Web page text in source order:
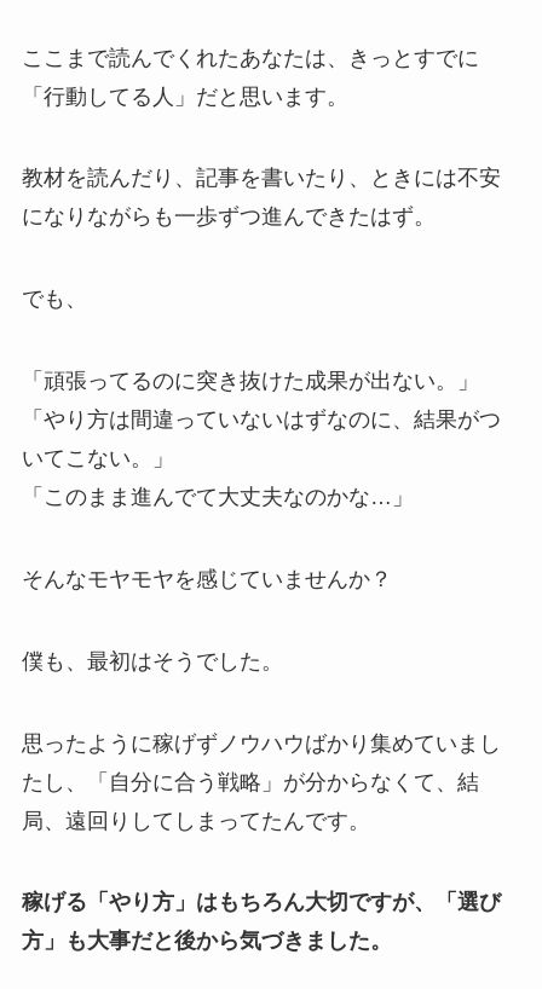
ここまで読んでくれたあなたは、きっとすでに
「行動してる人」だと思います。
教材を読んだり、記事を書いたり、ときには不安
になりながらも一歩ずつ進んできたはず。
でも、
「頑張ってるのに突き抜けた成果が出ない。」
「やり方は間違っていないはずなのに、結果がつ
いてこない。」
「このまま進んでて大丈夫なのかな…」
そんなモヤモヤを感じていませんか？
僕も、最初はそうでした。
思ったように稼げずノウハウばかり集めていまし
たし、「自分に合う戦略」が分からなくて、結
局、遠回りしてしまってたんです。
稼げる「やり方」はもちろん大切ですが、「選び
方」も大事だと後から気づきました。